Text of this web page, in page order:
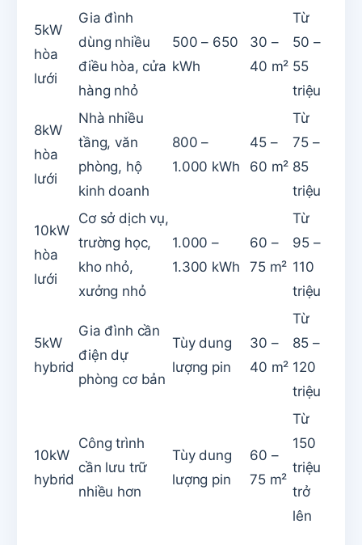
5kW
hòa
lưới
Gia đình
dùng nhiều
điều hòa, cửa
hàng nhỏ
500 – 650
kWh
30 –
40 m²
Từ
50 –
55
triệu
8kW
hòa
lưới
Nhà nhiều
tầng, văn
phòng, hộ
kinh doanh
800 –
1.000 kWh
45 –
60 m²
Từ
75 –
85
triệu
10kW
hòa
lưới
Cơ sở dịch vụ,
trường học,
kho nhỏ,
xưởng nhỏ
1.000 –
1.300 kWh
60 –
75 m²
Từ
95 –
110
triệu
5kW
hybrid
Gia đình cần
điện dự
phòng cơ bản
Tùy dung
lượng pin
30 –
40 m²
Từ
85 –
120
triệu
10kW
hybrid
Công trình
cần lưu trữ
nhiều hơn
Tùy dung
lượng pin
60 –
75 m²
Từ
150
triệu
trở
lên